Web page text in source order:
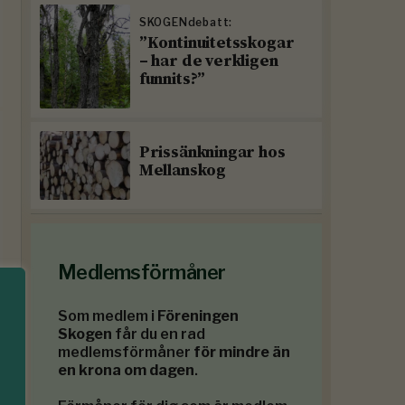
SKOGENdebatt:
”Kontinuitetsskogar
– har de verkligen
funnits?”
Prissänkningar hos
Mellanskog
Medlemsförmåner
Som medlem i Föreningen
Skogen får du en rad
medlemsförmåner för mindre än
en krona om dagen.